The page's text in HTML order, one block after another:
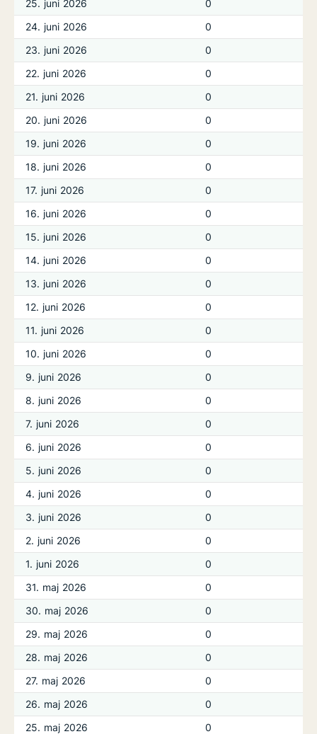
25. juni 2026
0
24. juni 2026
0
23. juni 2026
0
22. juni 2026
0
21. juni 2026
0
20. juni 2026
0
19. juni 2026
0
18. juni 2026
0
17. juni 2026
0
16. juni 2026
0
15. juni 2026
0
14. juni 2026
0
13. juni 2026
0
12. juni 2026
0
11. juni 2026
0
10. juni 2026
0
9. juni 2026
0
8. juni 2026
0
7. juni 2026
0
6. juni 2026
0
5. juni 2026
0
4. juni 2026
0
3. juni 2026
0
2. juni 2026
0
1. juni 2026
0
31. maj 2026
0
30. maj 2026
0
29. maj 2026
0
28. maj 2026
0
27. maj 2026
0
26. maj 2026
0
25. maj 2026
0